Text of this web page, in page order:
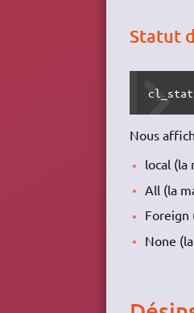
Statut
Nous
local (la
All (la
Foreign
None